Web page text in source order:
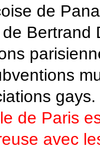
de
Bertrand
gays.
de Paris
avec